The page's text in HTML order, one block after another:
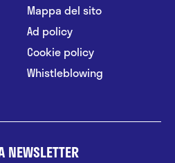
Mappa del sito
Ad policy
Cookie policy
Whistleblowing
NEWSLETTER